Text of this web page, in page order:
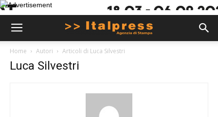
Home Autori Articoli di Luca Silvestri
Luca Silvestri